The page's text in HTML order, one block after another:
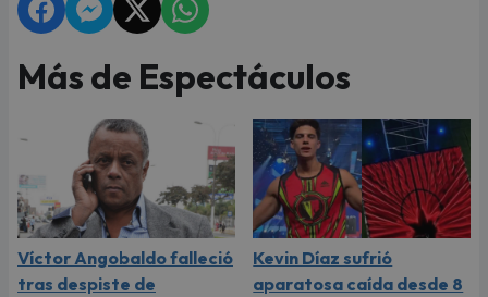
Más de Espectáculos
Víctor Angobaldo falleció
tras despiste de
Kevin Díaz sufrió
aparatosa caída desde 8